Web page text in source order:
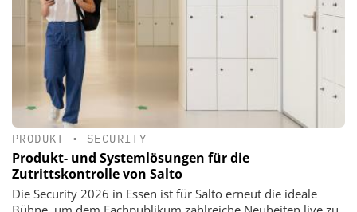
PRODUKT • SECURITY
Produkt- und Systemlösungen für die
Zutrittskontrolle von Salto
Die Security 2026 in Essen ist für Salto erneut die ideale